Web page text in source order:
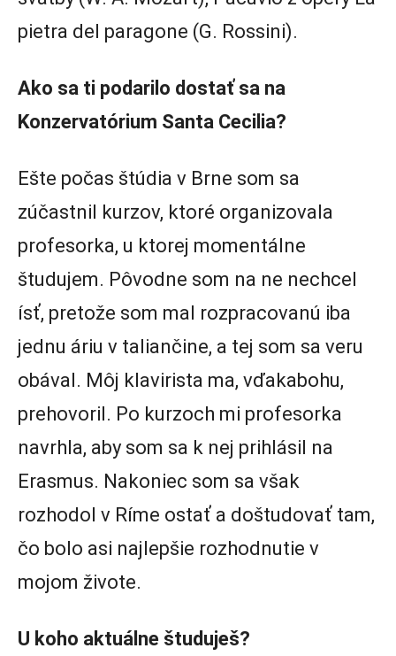
pietra del paragone (G. Rossini).
Ako sa ti podarilo dostať sa na
Konzervatórium Santa Cecilia?
Ešte počas štúdia v Brne som sa
zúčastnil kurzov, ktoré organizovala
profesorka, u ktorej momentálne
študujem. Pôvodne som na ne nechcel
ísť, pretože som mal rozpracovanú iba
jednu áriu v taliančine, a tej som sa veru
obával. Môj klavirista ma, vďakabohu,
prehovoril. Po kurzoch mi profesorka
navrhla, aby som sa k nej prihlásil na
Erasmus. Nakoniec som sa však
rozhodol v Ríme ostať a doštudovať tam,
čo bolo asi najlepšie rozhodnutie v
mojom živote.
U koho aktuálne študuješ?